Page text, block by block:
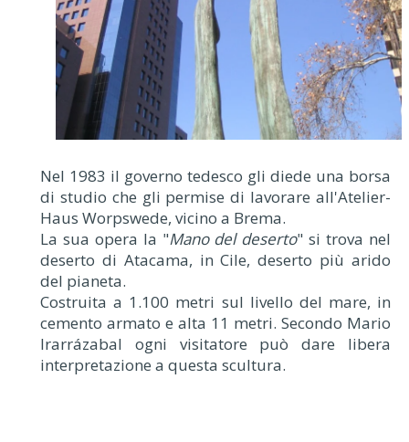
Nel 1983 il governo tedesco gli diede una borsa
di studio che gli permise di lavorare all'Atelier-
Haus Worpswede, vicino a Brema.
La sua opera la "Mano del deserto" si trova nel
deserto di Atacama, in Cile, deserto più arido
del pianeta.
Costruita a 1.100 metri sul livello del mare, in
cemento armato e alta 11 metri. Secondo Mario
Irarrázabal ogni visitatore può dare libera
interpretazione a questa scultura.